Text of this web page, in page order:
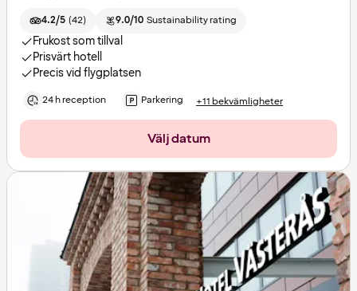
4.2/5 (42) 9.0/10 Sustainability rating
Frukost som tillval
Prisvärt hotell
Precis vid flygplatsen
24 h reception Parkering +11 bekvämligheter
Välj datum